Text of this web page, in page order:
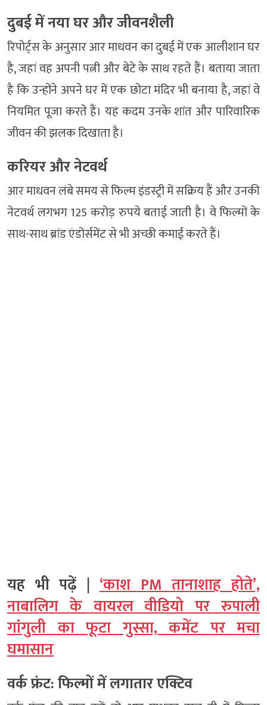
दुबई में नया घर और जीवनशैली
रिपोर्ट्स के अनुसार आर माधवन का दुबई में एक आलीशान घर
है, जहां वह अपनी पत्नी और बेटे के साथ रहते हैं। बताया जाता
है कि उन्होंने अपने घर में एक छोटा मंदिर भी बनाया है, जहां वे
नियमित पूजा करते हैं। यह कदम उनके शांत और पारिवारिक
जीवन की झलक दिखाता है।
करियर और नेटवर्थ
आर माधवन लंबे समय से फिल्म इंडस्ट्री में सक्रिय हैं और उनकी
नेटवर्थ लगभग 125 करोड़ रुपये बताई जाती है। वे फिल्मों के
साथ-साथ ब्रांड एंडोर्समेंट से भी अच्छी कमाई करते हैं।
यह भी पढ़ें |‘काश PM तानाशाह होते’,
नाबालिग के वायरल वीडियो पर रुपाली
गांगुली का फूटा गुस्सा, कमेंट पर मचा
घमासान
वर्क फ्रंट: फिल्मों में लगातार एक्टिव